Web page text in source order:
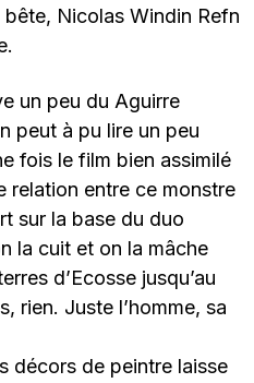
Nicolas Windin Refn
un peu du Aguirre
peut à pu lire un peu
fois le film bien assimilé
relation entre ce monstre
sur la base du duo
la cuit et on la mâche
d’Ecosse jusqu’au
rien. Juste l’homme, sa
décors de peintre laisse